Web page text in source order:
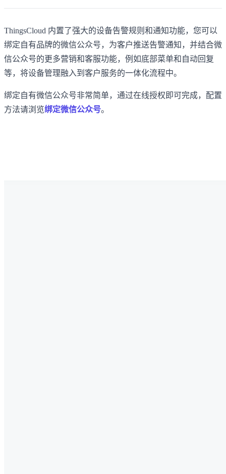
ThingsCloud 内置了强大的设备告警规则和通知功能，您可以
绑定自有品牌的微信公众号，为客户推送告警通知，并结合微
信公众号的更多营销和客服功能，例如底部菜单和自动回复
等，将设备管理融入到客户服务的一体化流程中。
绑定自有微信公众号非常简单，通过在线授权即可完成，配置
方法请浏览绑定微信公众号。